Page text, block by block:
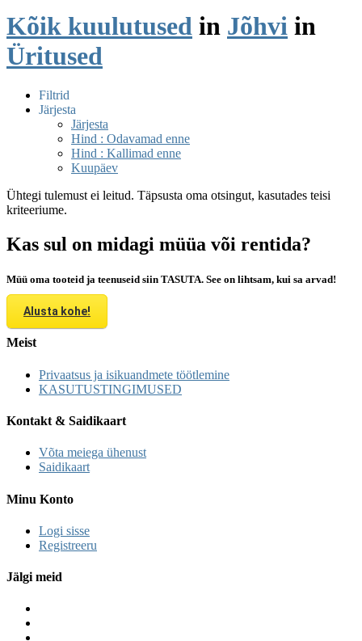
Kõik kuulutused in Jõhvi in
Üritused
Filtrid
Järjesta
Järjesta
Hind : Odavamad enne
Hind : Kallimad enne
Kuupäev
Ühtegi tulemust ei leitud. Täpsusta oma otsingut, kasutades teisi
kriteeriume.
Kas sul on midagi müüa või rentida?
Müü oma tooteid ja teenuseid siin TASUTA. See on lihtsam, kui sa arvad!
Alusta kohe!
Meist
Privaatsus ja isikuandmete töötlemine
KASUTUSTINGIMUSED
Kontakt & Saidikaart
Võta meiega ühenust
Saidikaart
Minu Konto
Logi sisse
Registreeru
Jälgi meid